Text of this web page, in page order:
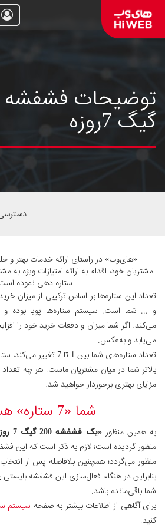
گیگ 7روزه
«های‌وب» در راستای ارائه خدمات بهتر
مشتریان خود، اقدام به ارائه امتیازات ویژه
ستاره دهی نموده
تعداد این ستاره‌ها بر اساس ترکیبی از میزان
و ... شما است. سیستم ستاره‌ها پویا بوده و
می‌کند. اگر شما میزان و دفعات خرید خود را
می‌یابد و به‌عکس.
تعداد ستاره‌های شما بین 1
بالاتر شما در میان مشتریان ماست. هر چه
مزایای بهتری برخوردار خواهید شد.
شما «7 ستاره» هستید!
به همین منظور«یک فشفشه 200 گیگ 7 روزه»
منظور گردیده است؛ لازم به ذکر است که این
منظور می‌گردد؛ همچنین بلافاصله پس از
بنابراین در هنگام فعال‌سازی این فشفشه بایستی
شما باقی‌مانده باشد.
برای آگاهی از اطلاعات بیشتر به صفحه سیستم
کنید.